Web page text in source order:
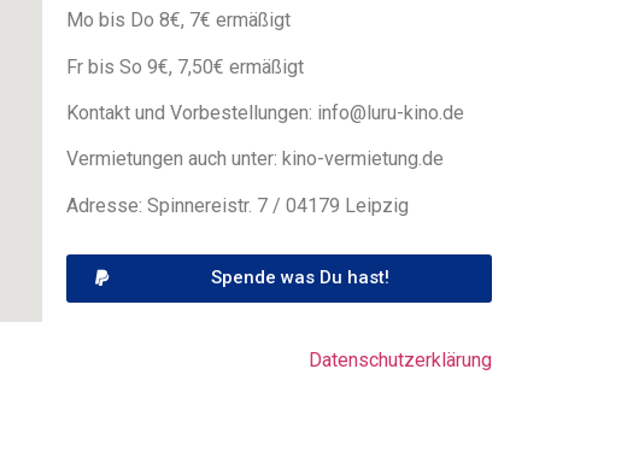
Mo bis Do 8€, 7€ ermäßigt
Fr bis So 9€, 7,50€ ermäßigt
Kontakt und Vorbestellungen: info@luru-kino.de
Vermietungen auch unter: kino-vermietung.de
Adresse: Spinnereistr. 7 / 04179 Leipzig
Spende was Du hast!
Datenschutzerklärung